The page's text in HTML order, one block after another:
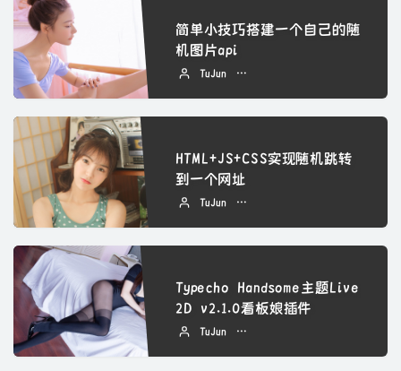
简单小技巧搭建一个自己的随
机图片api
TuJun
HTML+JS+CSS实现随机跳转
到一个网址
TuJun
Typecho Handsome主题Live
2D v2.1.0看板娘插件
TuJun